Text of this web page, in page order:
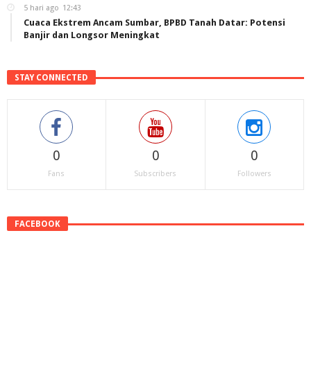
5 hari ago 12:43
Cuaca Ekstrem Ancam Sumbar, BPBD Tanah Datar: Potensi
Banjir dan Longsor Meningkat
STAY CONNECTED
0
Fans
0
Subscribers
0
Followers
FACEBOOK